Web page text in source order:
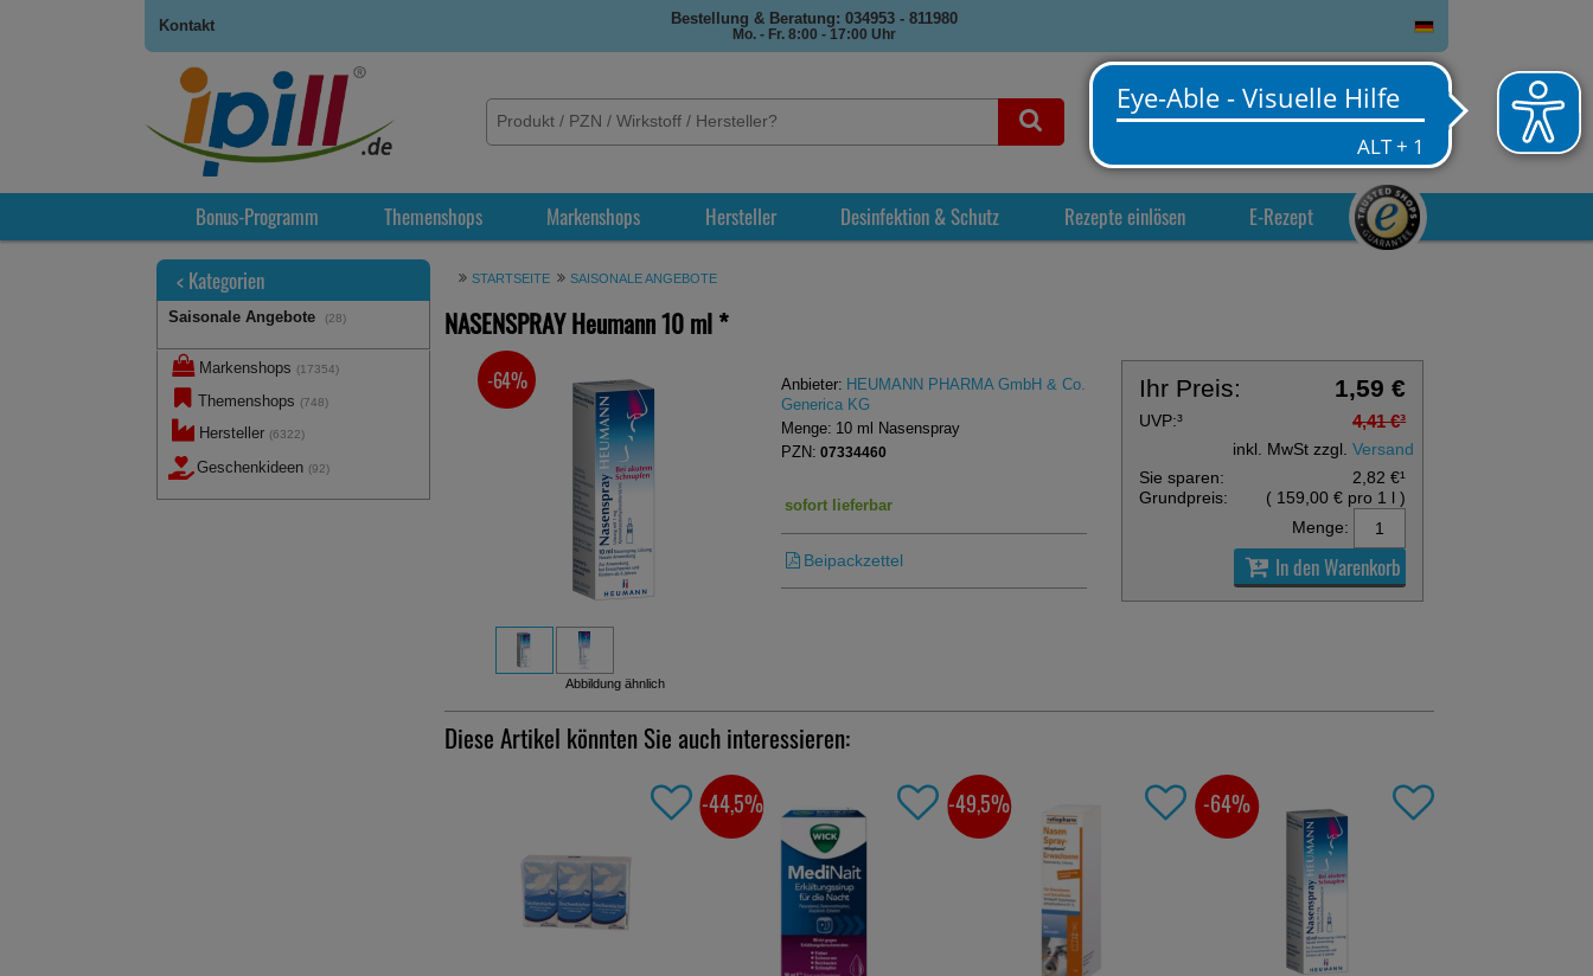
0
Warenkorb
Kontakt Bestellung & Beratung: 034953 - 811980
Mo. - Fr. 8:00 - 17:00 Uhr
Bonus-Programm Themenshops Markenshops Hersteller Desinfektion & Schutz Rezepte einlösen E-Rezept
STARTSEITE SAISONALE ANGEBOTE
NASENSPRAY Heumann10 ml*
Abbildung ähnlich
SIE SPAREN
-64% Anbieter: HEUMANN PHARMA GmbH & Co.
Generica KG
Menge: 10 ml
Nasenspray
PZN: 07334460
sofort lieferbar
Beipackzettel
Ihr Preis: 1,59 €
UVP:³ 4,41 €³
inkl. MwSt zzgl.Versand
Sie sparen:
2,82 €¹
Grundpreis:
( 159,00 € pro 1 l)
Menge:
In den Warenkorb
Diese Artikel könnten Sie auch interessieren:
-44,5% -49,5% -64%
< Kategorien
Saisonale Angebote (28)
Markenshops (17354)
Themenshops (748)
Hersteller (6322)
Geschenkideen (92)